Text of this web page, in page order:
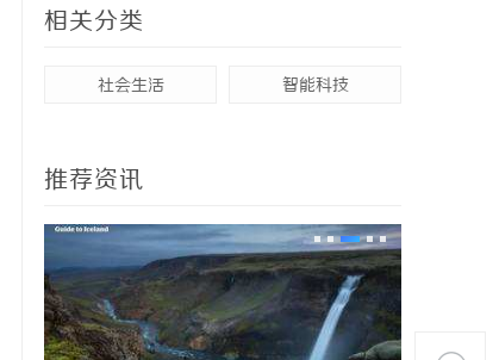
相关分类
社会生活 智能科技
推荐资讯